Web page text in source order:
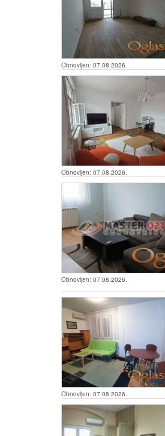
Obnovljen: 07.08.2026.
Obnovljen: 07.08.2026.
Obnovljen: 07.08.2026.
Obnovljen: 07.08.2026.